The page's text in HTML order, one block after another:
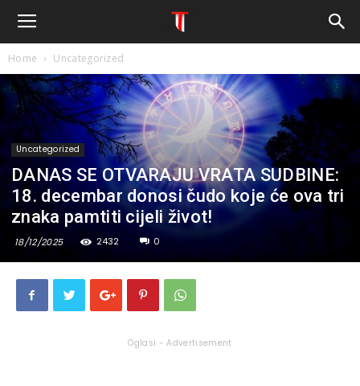
Home Uncategorized
Uncategorized
DANAS SE OTVARAJU VRATA SUDBINE:
18. decembar donosi čudo koje će ova tri
znaka pamtiti cijeli život!
18/12/2025 2432 0
Oglasi - Advertisement